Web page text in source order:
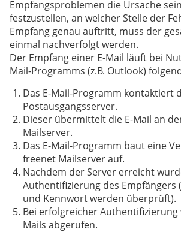
Empfangsproblemen die Ursache
festzustellen, an welcher Stelle der
Empfang genau auftritt, muss der
einmal nachverfolgt werden.
Der Empfang einer E-Mail läuft bei
Mail-Programms (z.B. Outlook)
Das E-Mail-Programm kontaktiert
Postausgangsserver.
Dieser übermittelt die E-Mail an
Mailserver.
Das E-Mail-Programm baut eine
freenet Mailserver auf.
Nachdem der Server erreicht
Authentifizierung des Empfängers
und Kennwort werden überprüft).
Bei erfolgreicher Authentifizierung
Mails abgerufen.